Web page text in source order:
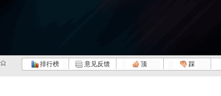
排行榜 意见反馈 顶 踩